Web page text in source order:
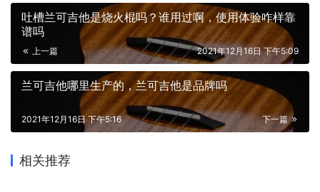
吐槽兰可吉他是烧火棍吗？谁用过啊，使用体验咋样靠
谱吗
上一篇 2021年12月16日 下午5:09
兰可吉他哪里生产的，兰可吉他是品牌吗
下一篇
2021年12月16日 下午5:16
相关推荐